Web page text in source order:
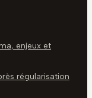
enjeux et
régularisation